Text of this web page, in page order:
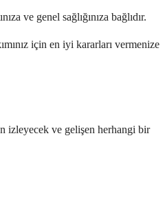
ve genel sağlığınıza bağlıdır.
için en iyi kararları vermenize
izleyecek ve gelişen herhangi bir